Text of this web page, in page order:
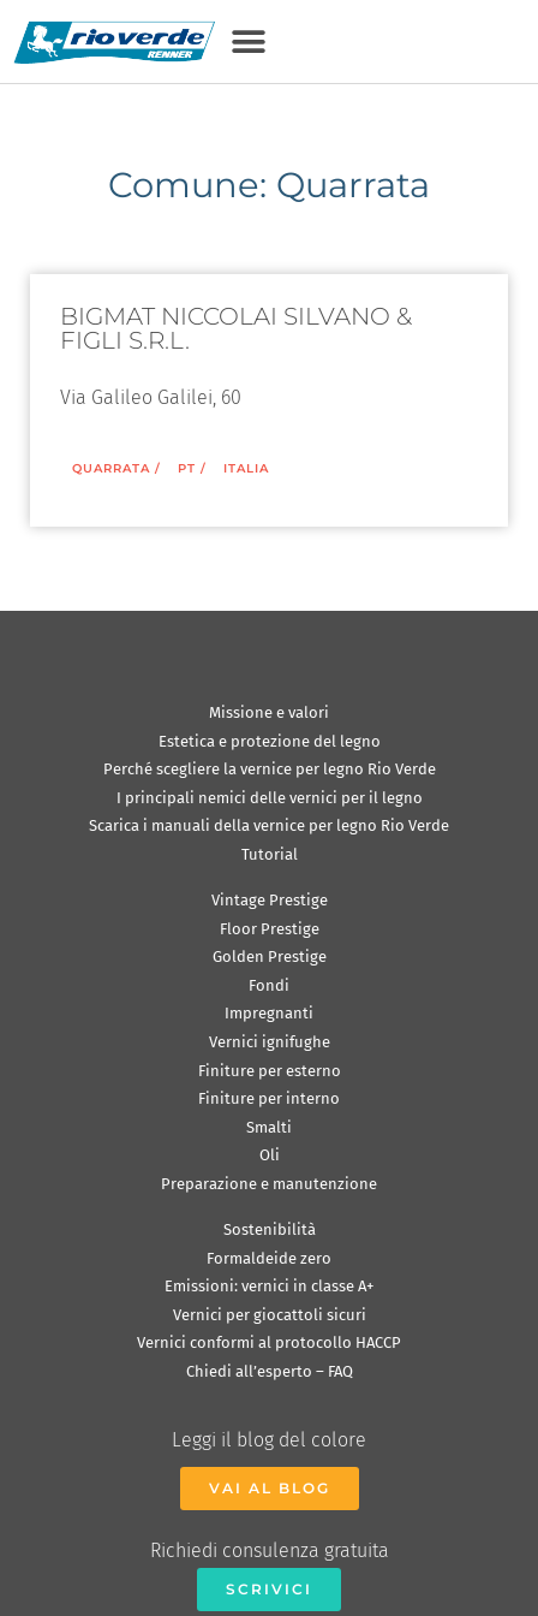
Comune: Quarrata
BIGMAT NICCOLAI SILVANO &
FIGLI S.R.L.
Via Galileo Galilei, 60
QUARRATA / PT / ITALIA
Missione e valori
Estetica e protezione del legno
Perché scegliere la vernice per legno Rio Verde
I principali nemici delle vernici per il legno
Scarica i manuali della vernice per legno Rio Verde
Tutorial
Vintage Prestige
Floor Prestige
Golden Prestige
Fondi
Impregnanti
Vernici ignifughe
Finiture per esterno
Finiture per interno
Smalti
Oli
Preparazione e manutenzione
Sostenibilità
Formaldeide zero
Emissioni: vernici in classe A+
Vernici per giocattoli sicuri
Vernici conformi al protocollo HACCP
Chiedi all’esperto – FAQ
Leggi il blog del colore
VAI AL BLOG
Richiedi consulenza gratuita
SCRIVICI